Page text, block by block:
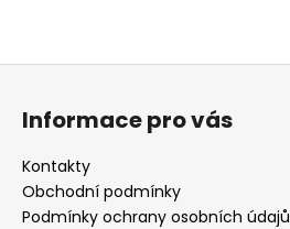
Z
Informace pro vás
Kontakty
Obchodní podmínky
Podmínky ochrany osobních údajů